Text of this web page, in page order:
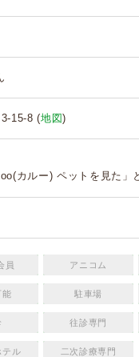
15-8 (地図)
カルー) ペットを見た」
員 アニコム
能 駐車場
往診専門
テル 二次診療専門